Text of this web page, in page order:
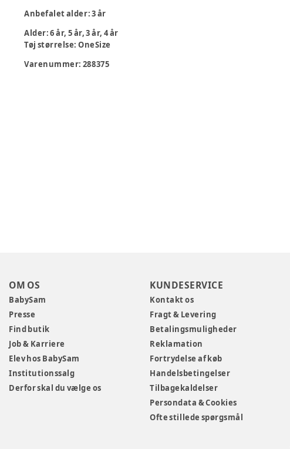
Anbefalet alder: 3 år
Alder:6 år, 5 år, 3 år, 4 år
Tøj størrelse:OneSize
Varenummer: 288375
OM OS
BabySam
Presse
Find butik
Job & Karriere
Elev hos BabySam
Institutionssalg
Derfor skal du vælge os
KUNDESERVICE
Kontakt os
Fragt & Levering
Betalingsmuligheder
Reklamation
Fortrydelse af køb
Handelsbetingelser
Tilbagekaldelser
Persondata & Cookies
Ofte stillede spørgsmål